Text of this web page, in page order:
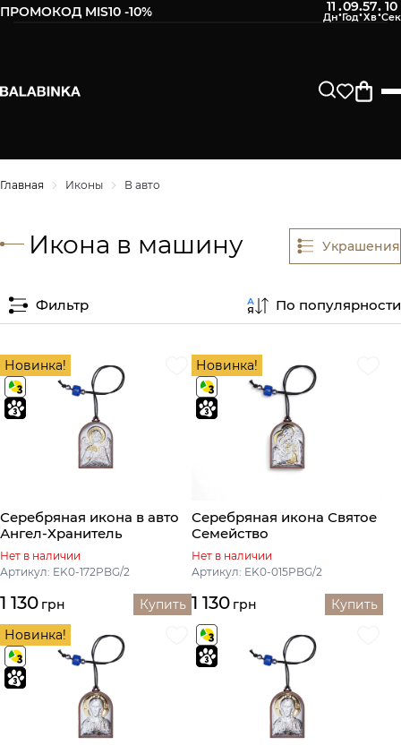
ПРОМОКОД MIS10 -10% 11 :09:57: 10
Главная Иконы В авто
Икона в машину Украшения
Фильтр По популярности
Новинка!
Серебряная икона в авто
Ангел-Хранитель
Нет в наличии
Артикул: EK0-172PBG/2
1 130 грн Купить
Новинка!
Серебряная икона Святое
Семейство
Нет в наличии
Артикул: EK0-015PBG/2
1 130 грн
Купить
Новинка!